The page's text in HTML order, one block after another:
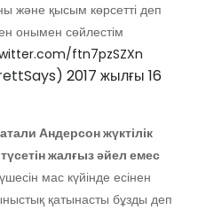
және қысым көрсетті деп
онымен сөйлестім
ftn7pzSZXn
2017 жылғы 16
Андерсон жүктілік
түсетін жалғыз әйел емес
мас күйінде есінен
қатынасты бұзды деп